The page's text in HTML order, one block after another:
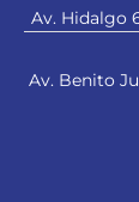
Av. Hidalgo
Av. Benito